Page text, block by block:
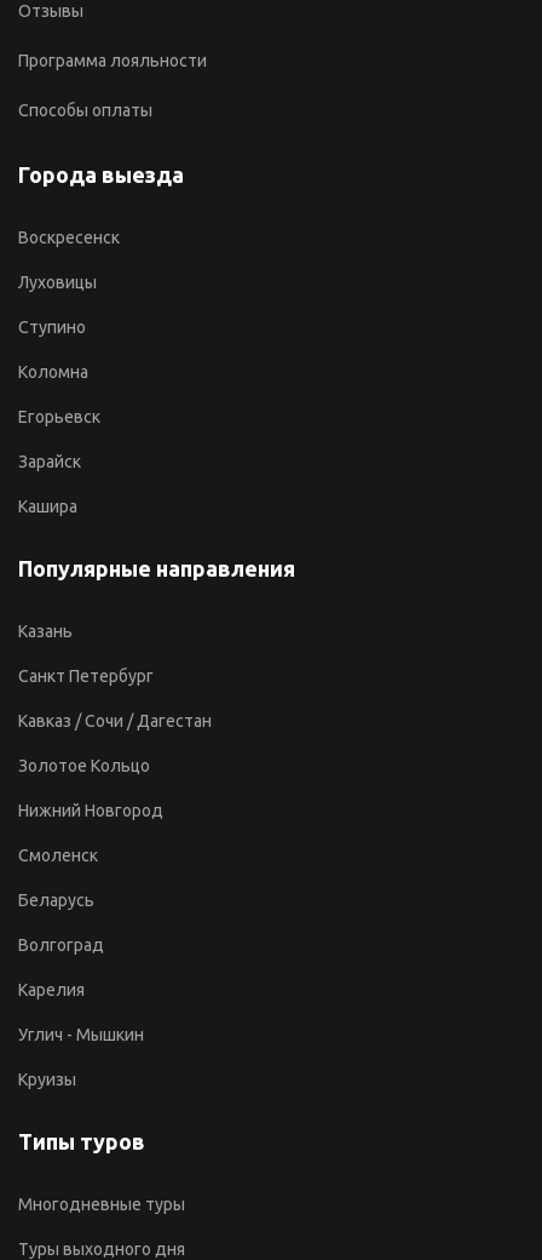
Отзывы
Программа лояльности
Способы оплаты
Города выезда
Воскресенск
Луховицы
Ступино
Коломна
Егорьевск
Зарайск
Кашира
Популярные направления
Казань
Санкт Петербург
Кавказ / Сочи / Дагестан
Золотое Кольцо
Нижний Новгород
Смоленск
Беларусь
Волгоград
Карелия
Углич - Мышкин
Круизы
Типы туров
Многодневные туры
Туры выходного дня